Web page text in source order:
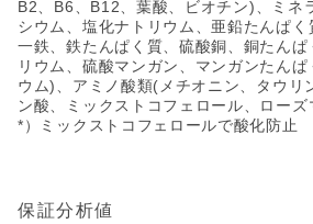
B2、B6、B12、葉酸、ビオチン)、ミネ
シウム、塩化ナトリウム、亜鉛たんぱ
一鉄、鉄たんぱく質、硫酸銅、銅たんぱ
リウム、硫酸マンガン、マンガンたん
ウム)、アミノ酸類(メチオニン、タウリ
ン酸、ミックストコフェロール、ロー
*）ミックストコフェロールで酸化防止
保証分析値